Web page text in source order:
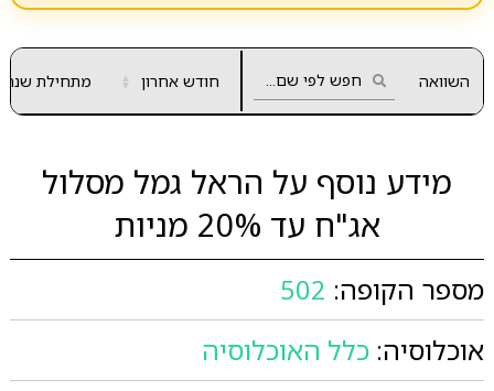
השוואה חודש אחרון ▲
▼ מתחילת שנה
מידע נוסף על הראל גמל מסלול
אג"ח עד 20% מניות
מספר הקופה: 502
אוכלוסיה: כלל האוכלוסיה